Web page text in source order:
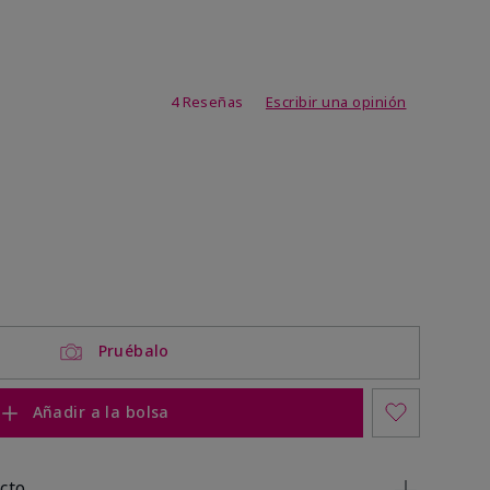
3,1 de 5
4 Reseñas Escribir una opinión
Pruébalo
Añadir a la bolsa